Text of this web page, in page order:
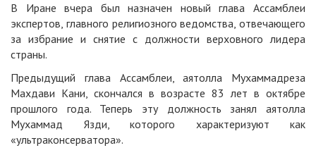
В Иране вчера был назначен новый глава Ассамблеи
экспертов, главного религиозного ведомства, отвечающего
за избрание и снятие с должности верховного лидера
страны.
Предыдущий глава Ассамблеи, аятолла Мухаммадреза
Махдави Кани, скончался в возрасте 83 лет в октябре
прошлого года. Теперь эту должность занял аятолла
Мухаммад Язди, которого характеризуют как
«ультраконсерватора».